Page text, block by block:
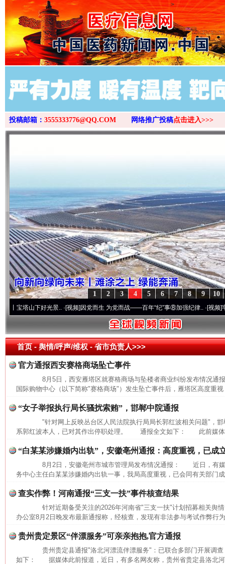
>
投稿邮箱： 3555333776@QQ.COM 网络推广投稿点击进入>>>
10
9
8
7
6
5
4
3
2
1
山下好光景..·[视频]因党而生 为党而战——百年“纪”事⑧加强纪律..·[视频]牢记初心
首页- 舆情/呼声/维权 -省市负责人>>>
官方通报西安赛格商场坠亡事件
8月5日，西安雁塔区就赛格商场与坠楼者商业纠纷发布情况
国际购物中心（以下简称"赛格商场"）发生坠亡事件后，雁塔区高度重
“女子举报执行局长骚扰索贿”，邯郸中院通报
"针对网上反映丛台区人民法院执行局局长郭红波相关问题"，邯
系郭红波本人，已对其作出停职处理。 通报全文如下： 此前媒体
“白某某涉嫌婚内出轨”，安徽亳州通报：高度重视，已成
8月2日，安徽亳州市城市管理局发布情况通报： 近日，有媒
务中心主任白某某涉嫌婚内出轨一事，我局高度重视，已会同有关部门
查实作弊！河南通报“三支一扶”事件核查结果
针对近期备受关注的2026年河南省"三支一扶"计划招募相关舆
办公室8月2日晚发布最新通报称，经核查，发现有非法参与考试作弊行
贵州贵定景区“伴漂服务”可亲亲抱抱,官方通报
贵州贵定县通报"洛北河漂流伴漂服务"：已联合多部门开展调查
如下： 据媒体此前报道，近日，有多名网友称，贵州省贵定县洛北
网上购药对药下症？